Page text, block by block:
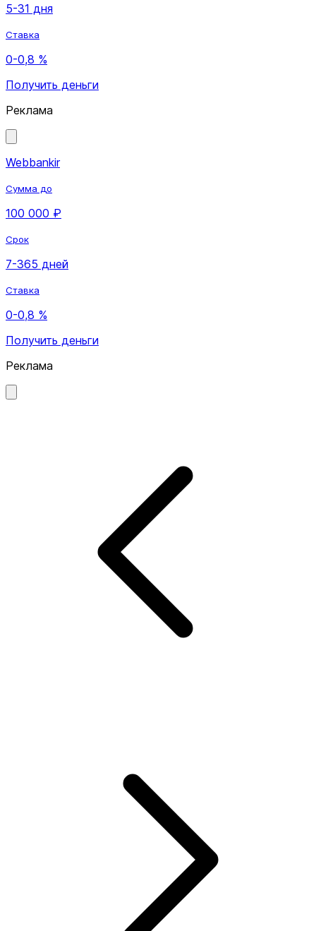
5-31 дня
Ставка
0-0,8 %
Получить деньги
Реклама
Webbankir
Сумма до
100 000 ₽
Срок
7-365 дней
Ставка
0-0,8 %
Получить деньги
Реклама